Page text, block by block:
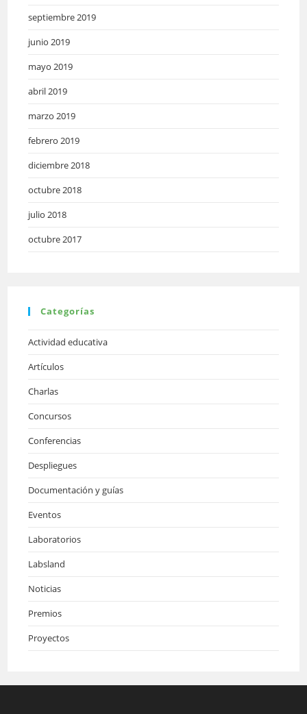
septiembre 2019
junio 2019
mayo 2019
abril 2019
marzo 2019
febrero 2019
diciembre 2018
octubre 2018
julio 2018
octubre 2017
Categorías
Actividad educativa
Artículos
Charlas
Concursos
Conferencias
Despliegues
Documentación y guías
Eventos
Laboratorios
Labsland
Noticias
Premios
Proyectos